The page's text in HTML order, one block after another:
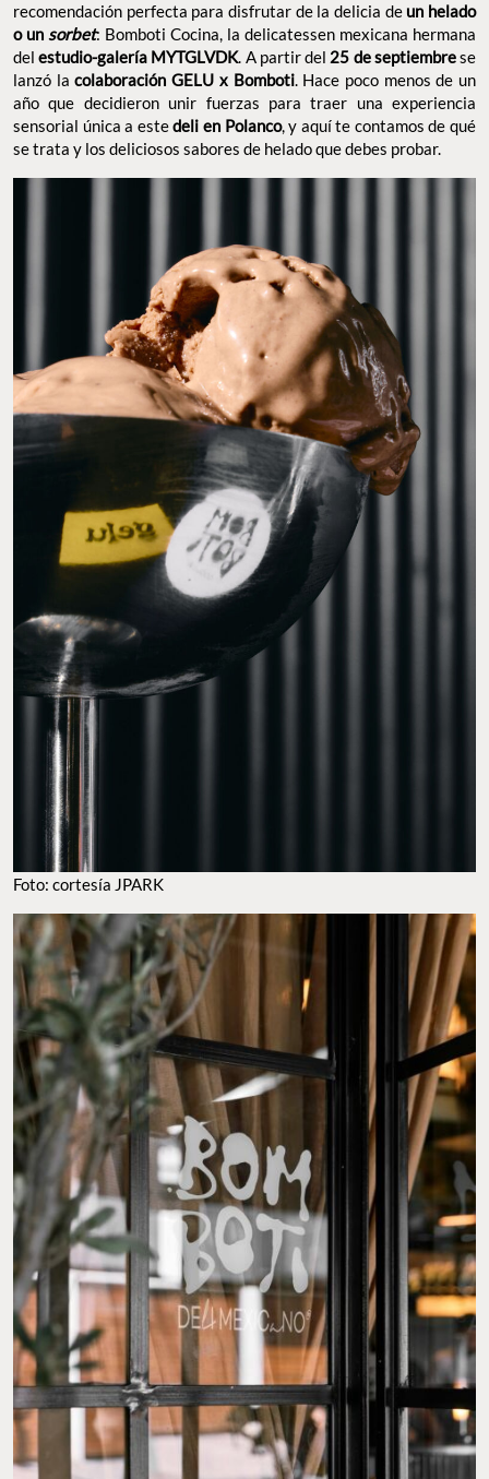
recomendación perfecta para disfrutar de la delicia de un helado
o un sorbet: Bomboti Cocina, la delicatessen mexicana hermana
delestudio-galería MYTGLVDK. A partir del 25 de septiembrese
lanzó lacolaboración GELU x Bomboti. Hace poco menos de un
año que decidieron unir fuerzas para traer una experiencia
sensorial única a estedeli en Polanco, y aquí te contamos de qué
se trata y los deliciosos sabores de helado que debes probar.
Foto: cortesía JPARK